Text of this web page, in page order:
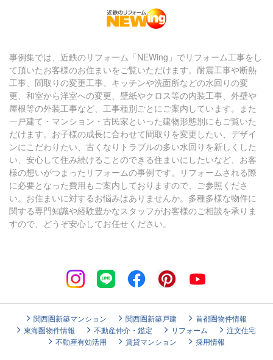
事例集では、近鉄のリフォーム「NEWing」でリフォーム工事をし
て頂いたお客様のお住まいをご覧いただけます。耐震工事や断熱
工事、間取りの変更工事、キッチンや洗面所などの水回りの変
更、和室から洋室への変更、壁紙やクロス等の内装工事、外壁や
屋根等の外装工事など、工事種別ごとにご案内しています。また
一戸建て・マンション・古民家といった建物形態別にもご覧いた
だけます。お子様の成長に合わせて間取りを変更したい、デザイ
ンにこだわりたい、古くなりトラブルの多い水回りを新しくした
い、安心して住み続けることのできる住まいにしたいなど、お客
様の想いがつまったリフォームの事例です。リフォームされる際
に必要となった費用もご案内しておりますので、ご参照くださ
い。お住まいに対するお悩みはありませんか。多種多様な物件に
関する専門知識や経験豊かなスタッフがお客様のご相談を承りま
すので、どうぞ安心してお任せください。
関西圏新築マンション 関西圏新築戸建
首都圏物件情報
東海圏物件情報
不動産仲介・鑑定 リフォーム
注文住宅
不動産有効活用
賃貸マンション 採用情報